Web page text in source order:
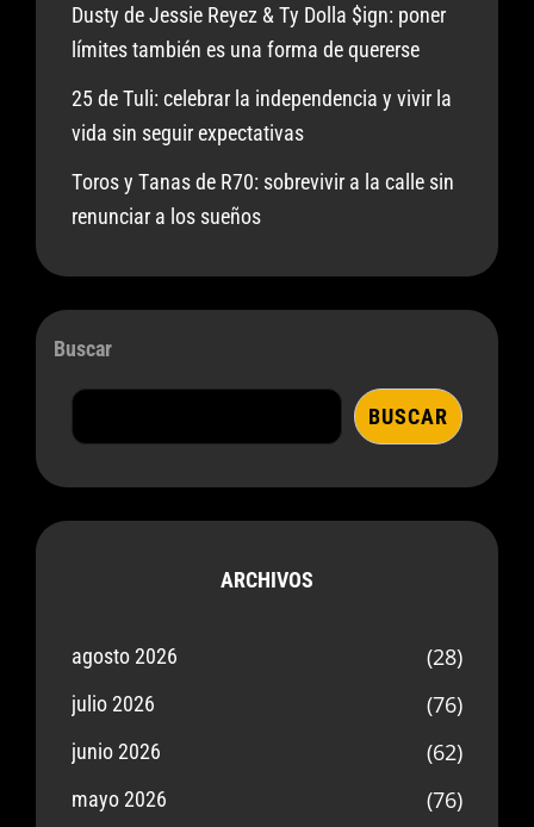
Dusty de Jessie Reyez & Ty Dolla $ign: poner
límites también es una forma de quererse
25 de Tuli: celebrar la independencia y vivir la
vida sin seguir expectativas
Toros y Tanas de R70: sobrevivir a la calle sin
renunciar a los sueños
Buscar
BUSCAR
ARCHIVOS
agosto 2026 (28)
julio 2026 (76)
junio 2026 (62)
mayo 2026 (76)